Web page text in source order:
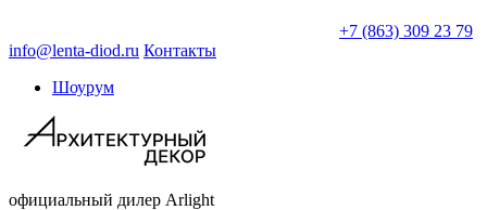
+7 (863) 309 23 79
info@lenta-diod.ru Контакты
Шоурум
официальный дилер Arlight